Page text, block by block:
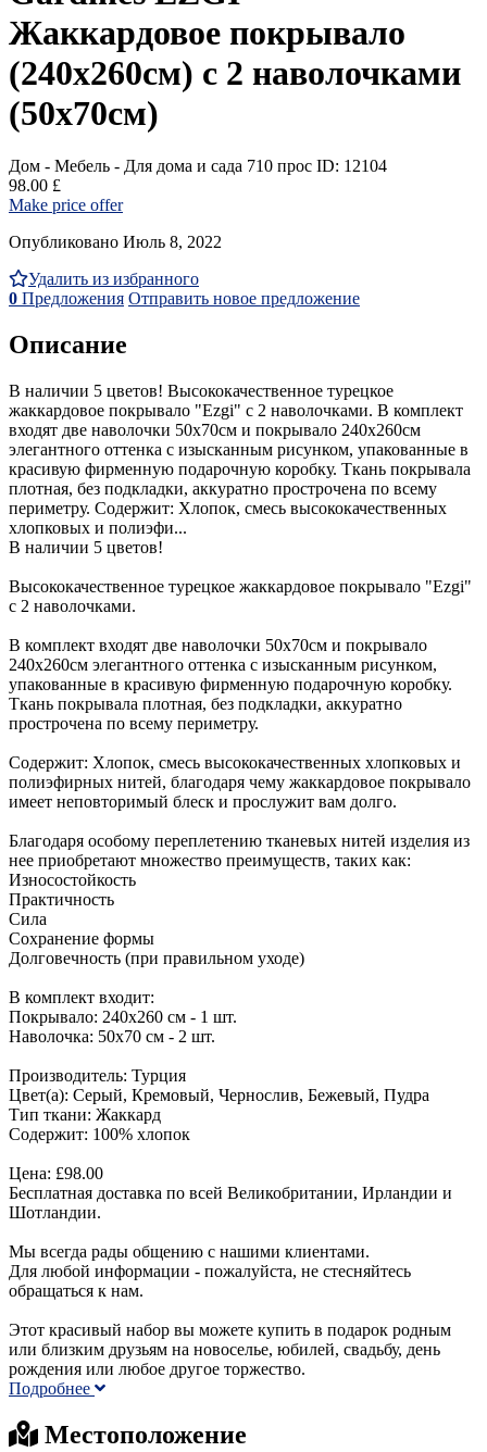
Жаккардовое покрывало
(240x260см) с 2 наволочками
(50x70см)
Дом - Мебель - Для дома и сада 710 прос ID: 12104
98.00 £
Make price offer
Опубликовано Июль 8, 2022
Удалить из избранного
0 Предложения Отправить новое предложение
Описание
В наличии 5 цветов! Высококачественное турецкое
жаккардовое покрывало "Ezgi" с 2 наволочками. В комплект
входят две наволочки 50х70см и покрывало 240х260см
элегантного оттенка с изысканным рисунком, упакованные в
красивую фирменную подарочную коробку. Ткань покрывала
плотная, без подкладки, аккуратно прострочена по всему
периметру. Содержит: Хлопок, смесь высококачественных
хлопковых и полиэфи...
В наличии 5 цветов!
Высококачественное турецкое жаккардовое покрывало "Ezgi"
с 2 наволочками.
В комплект входят две наволочки 50х70см и покрывало
240х260см элегантного оттенка с изысканным рисунком,
упакованные в красивую фирменную подарочную коробку.
Ткань покрывала плотная, без подкладки, аккуратно
прострочена по всему периметру.
Содержит: Хлопок, смесь высококачественных хлопковых и
полиэфирных нитей, благодаря чему жаккардовое покрывало
имеет неповторимый блеск и прослужит вам долго.
Благодаря особому переплетению тканевых нитей изделия из
нее приобретают множество преимуществ, таких как:
Износостойкость
Практичность
Сила
Сохранение формы
Долговечность (при правильном уходе)
В комплект входит:
Покрывало: 240х260 см - 1 шт.
Наволочка: 50х70 см - 2 шт.
Производитель: Турция
Цвет(а): Серый, Кремовый, Чернослив, Бежевый, Пудра
Тип ткани: Жаккард
Содержит: 100% хлопок
Цена: £98.00
Бесплатная доставка по всей Великобритании, Ирландии и
Шотландии.
Мы всегда рады общению с нашими клиентами.
Для любой информации - пожалуйста, не стесняйтесь
обращаться к нам.
Этот красивый набор вы можете купить в подарок родным
или близким друзьям на новоселье, юбилей, свадьбу, день
рождения или любое другое торжество.
Подробнее
Местоположение